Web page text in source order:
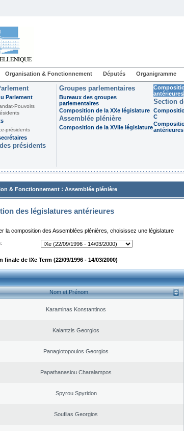
Organisation & Fonctionnement Députés Organigramme
Parlement
Pouvoirs
présidents
présidents
Groupes parlementaires
Bureaux des groupes
parlementaires
Composition de la XXe législature
Assemblée plénière
Composition de la XVIIe législature
antérieures
Section
C
antérieures
& Fonctionnement : Assemblée plénière
des législatures antérieures
la composition des Assemblées plénières, choisissez une législature
finale de IXe Term (22/09/1996 - 14/03/2000)
Nom et Prénom
Karaminas Konstantinos
Kalantzis Georgios
Panagiotopoulos Georgios
Papathanasiou Charalampos
Spyrou Spyridon
Souflias Georgios